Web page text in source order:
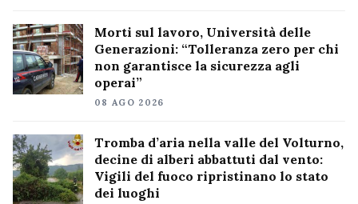
Morti sul lavoro, Università delle
Generazioni: “Tolleranza zero per chi
non garantisce la sicurezza agli
operai”
08 AGO 2026
Tromba d’aria nella valle del Volturno,
decine di alberi abbattuti dal vento:
Vigili del fuoco ripristinano lo stato
dei luoghi